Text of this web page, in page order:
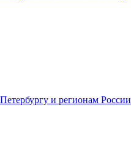
Петербургу и регионам России